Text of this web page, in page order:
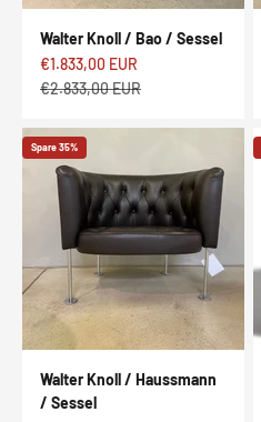
Walter Knoll / Bao / Sessel
Angebot
€1.833,00 EUR
Regulärer Preis
€2.833,00 EUR
Spare 35%
Walter Knoll / Haussmann
/ Sessel